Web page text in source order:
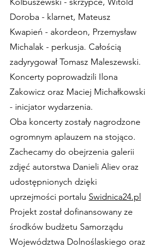
Doroba - klarnet, Mateusz
Kwapień - akordeon, Przemysław
Michalak - perkusja. Całością
zadyrygował Tomasz Maleszewski.
Koncerty poprowadzili Ilona
Zakowicz oraz Maciej Michałkowski
- inicjator wydarzenia.
Oba koncerty zostały nagrodzone
ogromnym aplauzem na stojąco.
Zachecamy do obejrzenia galerii
zdjęć autorstwa Danieli Aliev oraz
udostępnionych dzięki
uprzejmości portalu Swidnica24.pl
Projekt został dofinansowany ze
środków budżetu Samorządu
Województwa Dolnoślaskiego oraz